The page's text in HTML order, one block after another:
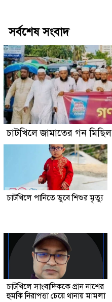
সর্বশেষ সংবাদ
চাটখিলে জামাতের গন মিছিল
চাটখিলে পানিতে ডুবে শিশুর মৃত্যু
চাটখিলে সাংবাদিককে প্রান নাশের
হুমকি নিরাপত্তা চেয়ে থানায় মামলা